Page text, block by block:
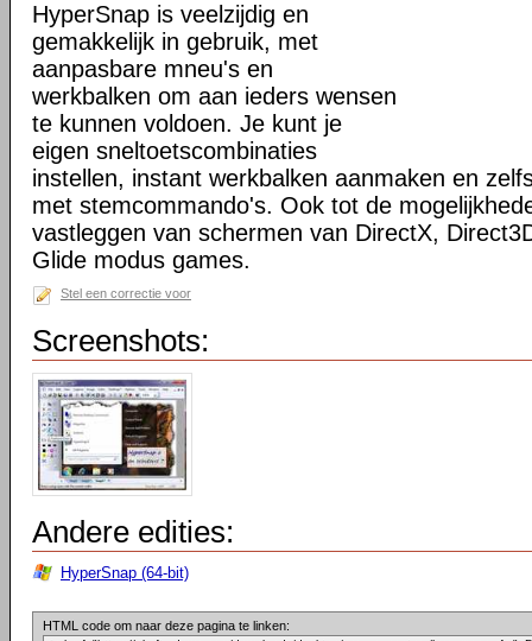
HyperSnap is veelzijdig en
gemakkelijk in gebruik, met
aanpasbare mneu's en
werkbalken om aan ieders wensen
te kunnen voldoen. Je kunt je
eigen sneltoetscombinaties
instellen, instant werkbalken aanmaken en
met stemcommando's. Ook tot de
vastleggen van schermen van DirectX,
Glide modus games.
Stel een correctie voor
Screenshots:
Andere edities:
HyperSnap (64-bit)
HTML code om naar deze pagina te linken: